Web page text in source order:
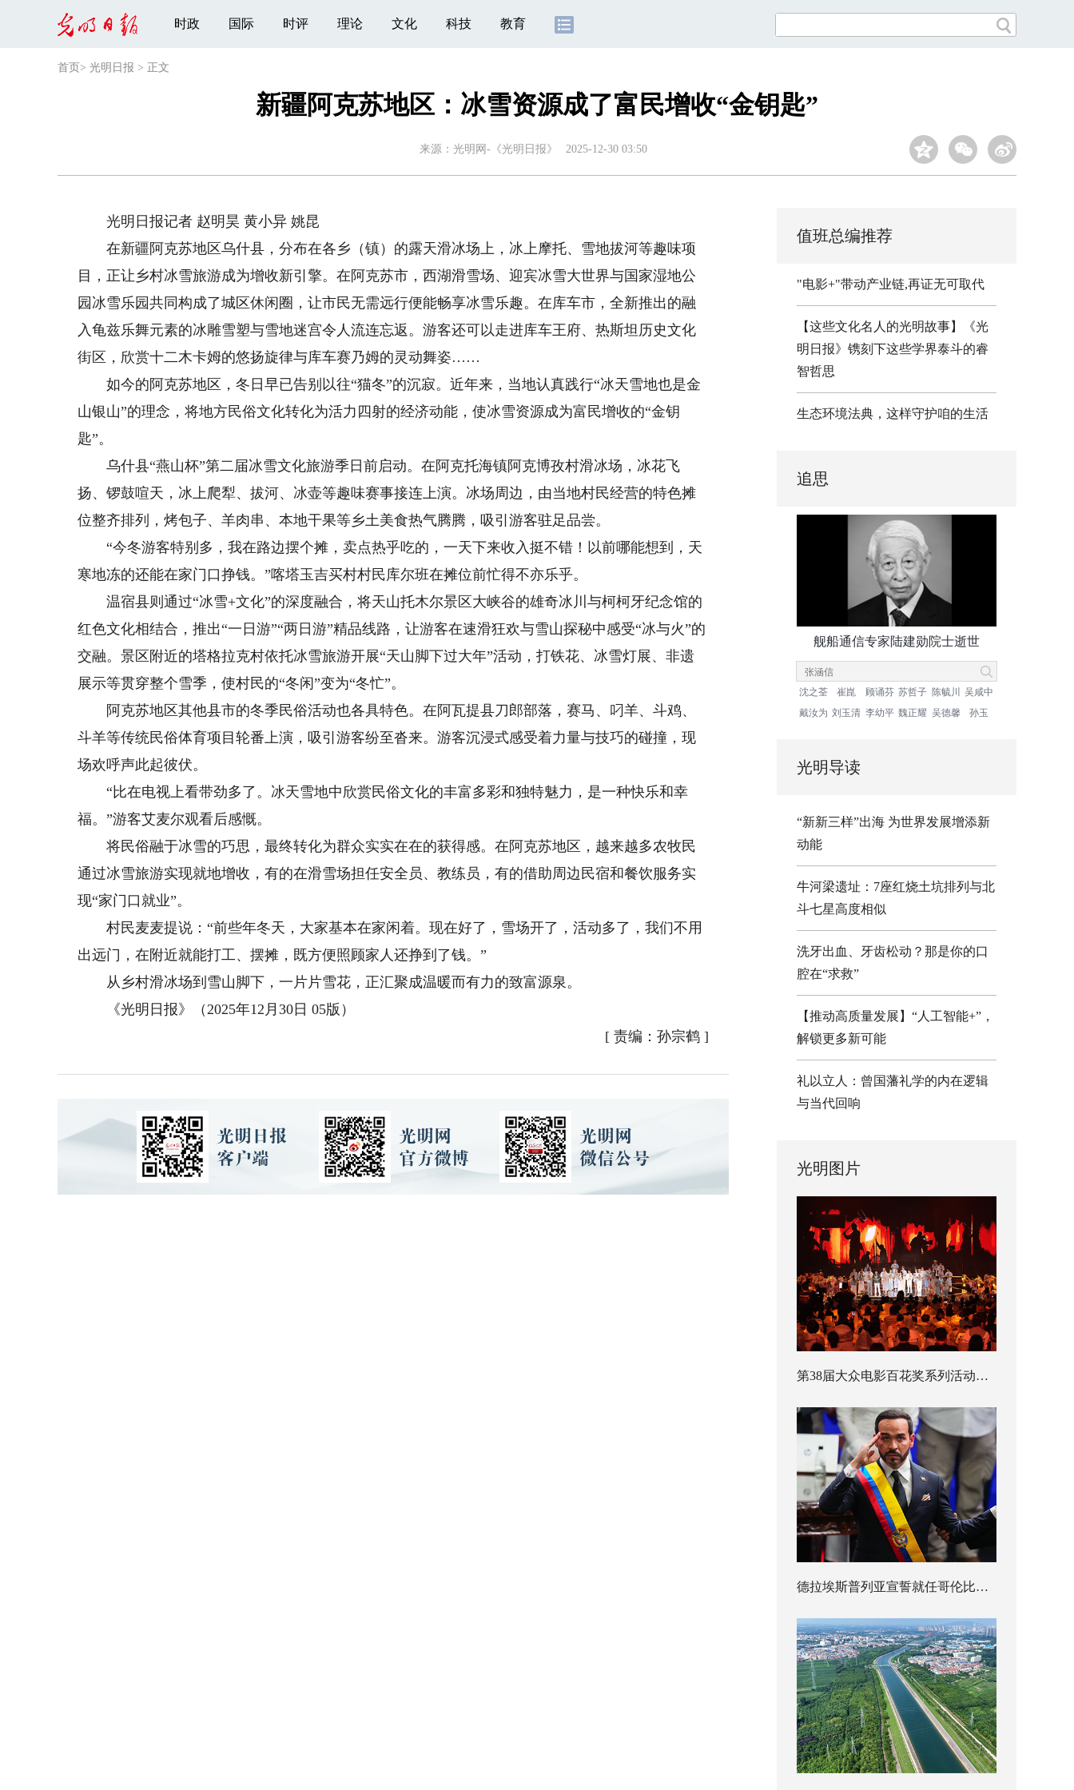
时政 国际 时评 理论 文化 科技 教育
首页 > 光明日报 > 正文
新疆阿克苏地区：冰雪资源成了富民增收“金钥匙”
来源： 光明网-《光明日报》 2025-12-30 03:50
光明日报记者 赵明昊 黄小异 姚昆
在新疆阿克苏地区乌什县，分布在各乡（镇）的露天滑冰场上，冰上摩托、雪地拔河等趣味项
目，正让乡村冰雪旅游成为增收新引擎。在阿克苏市，西湖滑雪场、迎宾冰雪大世界与国家湿地公
园冰雪乐园共同构成了城区休闲圈，让市民无需远行便能畅享冰雪乐趣。在库车市，全新推出的融
入龟兹乐舞元素的冰雕雪塑与雪地迷宫令人流连忘返。游客还可以走进库车王府、热斯坦历史文化
街区，欣赏十二木卡姆的悠扬旋律与库车赛乃姆的灵动舞姿……
如今的阿克苏地区，冬日早已告别以往“猫冬”的沉寂。近年来，当地认真践行“冰天雪地也是金
山银山”的理念，将地方民俗文化转化为活力四射的经济动能，使冰雪资源成为富民增收的“金钥
匙”。
乌什县“燕山杯”第二届冰雪文化旅游季日前启动。在阿克托海镇阿克博孜村滑冰场，冰花飞
扬、锣鼓喧天，冰上爬犁、拔河、冰壶等趣味赛事接连上演。冰场周边，由当地村民经营的特色摊
位整齐排列，烤包子、羊肉串、本地干果等乡土美食热气腾腾，吸引游客驻足品尝。
“今冬游客特别多，我在路边摆个摊，卖点热乎吃的，一天下来收入挺不错！以前哪能想到，天
寒地冻的还能在家门口挣钱。”喀塔玉吉买村村民库尔班在摊位前忙得不亦乐乎。
温宿县则通过“冰雪+文化”的深度融合，将天山托木尔景区大峡谷的雄奇冰川与柯柯牙纪念馆的
红色文化相结合，推出“一日游”“两日游”精品线路，让游客在速滑狂欢与雪山探秘中感受“冰与火”的
交融。景区附近的塔格拉克村依托冰雪旅游开展“天山脚下过大年”活动，打铁花、冰雪灯展、非遗
展示等贯穿整个雪季，使村民的“冬闲”变为“冬忙”。
阿克苏地区其他县市的冬季民俗活动也各具特色。在阿瓦提县刀郎部落，赛马、叼羊、斗鸡、
斗羊等传统民俗体育项目轮番上演，吸引游客纷至沓来。游客沉浸式感受着力量与技巧的碰撞，现
场欢呼声此起彼伏。
“比在电视上看带劲多了。冰天雪地中欣赏民俗文化的丰富多彩和独特魅力，是一种快乐和幸
福。”游客艾麦尔观看后感慨。
将民俗融于冰雪的巧思，最终转化为群众实实在在的获得感。在阿克苏地区，越来越多农牧民
通过冰雪旅游实现就地增收，有的在滑雪场担任安全员、教练员，有的借助周边民宿和餐饮服务实
现“家门口就业”。
村民麦麦提说：“前些年冬天，大家基本在家闲着。现在好了，雪场开了，活动多了，我们不用
出远门，在附近就能打工、摆摊，既方便照顾家人还挣到了钱。”
从乡村滑冰场到雪山脚下，一片片雪花，正汇聚成温暖而有力的致富源泉。
《光明日报》（2025年12月30日 05版）
[ 责编：孙宗鹤]
值班总编推荐
"电影+"带动产业链,再证无可取代
【这些文化名人的光明故事】《光
明日报》镌刻下这些学界泰斗的睿
智哲思
生态环境法典，这样守护咱的生活
追思
舰船通信专家陆建勋院士逝世
沈之荃 崔崑 顾诵芬 苏哲子 陈毓川
吴咸中
戴汝为 刘玉清 李幼平 魏正耀 吴德馨 孙玉
光明导读
“新新三样”出海 为世界发展增添新
动能
牛河梁遗址：7座红烧土坑排列与北
斗七星高度相似
洗牙出血、牙齿松动？那是你的口
腔在“求救”
【推动高质量发展】“人工智能+”，
解锁更多新可能
礼以立人：曾国藩礼学的内在逻辑
与当代回响
光明图片
第38届大众电影百花奖系列活动开幕
德拉埃斯普列亚宣誓就任哥伦比亚总统